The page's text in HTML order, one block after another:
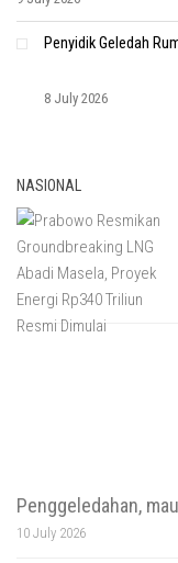
Penyidik Geledah
8 July 2026
NASIONAL
Penggeledahan,
10 July 2026